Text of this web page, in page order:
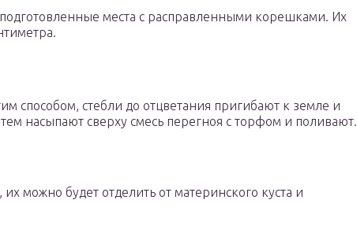
места с расправленными корешками. Их
способом, стебли до отцветания пригибают к земле и
насыпают сверху смесь перегноя с торфом и поливают.
можно будет отделить от материнского куста и